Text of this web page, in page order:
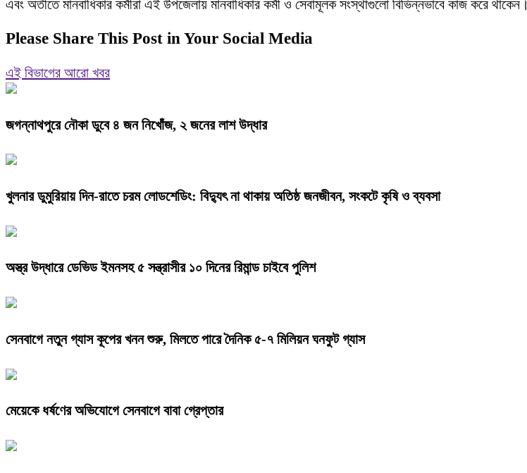
এবং অতীতে মানবাধিকার কর্মীরা এই উপজেলায় মানবাধিকার কর্মী ও সেবামূলক সংস্থাগুলো বিভিন্নভাবে কাজ করে থাকেন।
Please Share This Post in Your Social Media
এই বিভাগের আরো খবর
জগন্নাথপুরে নৌকা ডুবে ৪ জন নিখোঁজ, ২ জনের লাশ উদ্ধার
খুলনার ডুমুরিয়ায় দিন-রাতে চরম লোডশেডিং: বিদ্যুৎ না থাকায় অতিষ্ঠ জনজীবন, সংকটে কৃষি ও ব্যবসা
অস্ত্র উদ্ধারে ডেভিড ইমনসহ ৫ সন্ত্রাসীর ১০ দিনের রিমান্ড চাইবে পুলিশ
সেনবাগে নতুন গ্যাস কূপের খনন শুরু, মিলতে পারে দৈনিক ৫-৭ মিলিয়ন ঘনফুট গ্যাস
মেয়েকে ধর্ষণের অভিযোগে সেনবাগে বাবা গ্রেপ্তার